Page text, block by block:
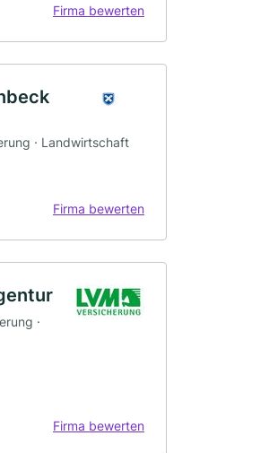
Firma bewerten
· Landwirtschaft
Firma bewerten
·
Firma bewerten